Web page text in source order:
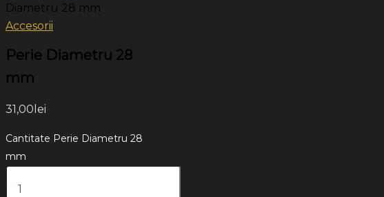
Diametru 28 mm
Accesorii
Perie Diametru 28
mm
31,00 lei
Cantitate Perie Diametru 28
mm